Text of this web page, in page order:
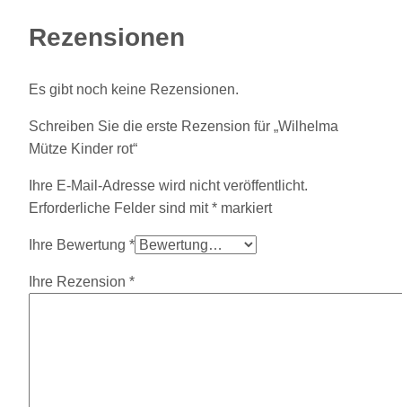
Rezensionen
Es gibt noch keine Rezensionen.
Schreiben Sie die erste Rezension für „Wilhelma
Mütze Kinder rot“
Ihre E-Mail-Adresse wird nicht veröffentlicht.
Erforderliche Felder sind mit* markiert
Ihre Bewertung *
Ihre Rezension *